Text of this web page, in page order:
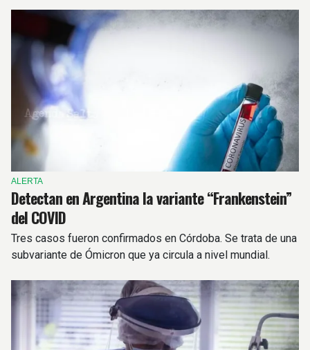
ALERTA
Detectan en Argentina la variante “Frankenstein”
del COVID
Tres casos fueron confirmados en Córdoba. Se trata de una
subvariante de Ómicron que ya circula a nivel mundial.